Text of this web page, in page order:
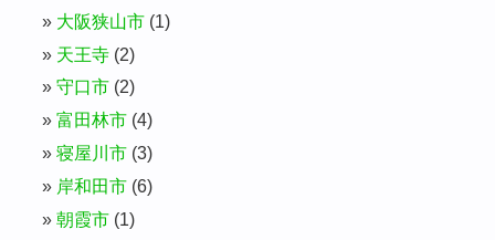
大阪狭山市 (1)
天王寺 (2)
守口市 (2)
富田林市 (4)
寝屋川市 (3)
岸和田市 (6)
朝霞市 (1)